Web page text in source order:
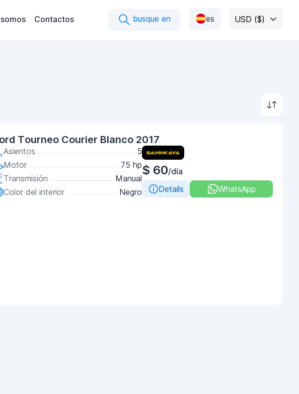
Contactos busque en es USD ($)
Tourneo Courier Blanco 2017
Asientos
5
Motor
75 hp
Transmisión
Manual
Color del interior
Negro
$ 60/día
Details
WhatsApp